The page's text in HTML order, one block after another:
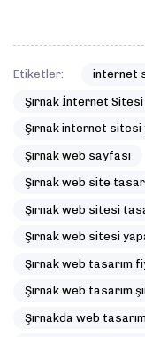
Etiketler: internet
Şırnak İnternet Sitesi
Şırnak internet
Şırnak web sayfası
Şırnak web site
Şırnak web sitesi
Şırnak web sitesi
Şırnak web tasarım
Şırnak web tasarım
Şırnakda web